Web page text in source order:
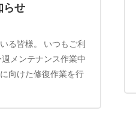
らせ
る皆様。 いつもご利
メンテナンス作業中
向けた修復作業を行